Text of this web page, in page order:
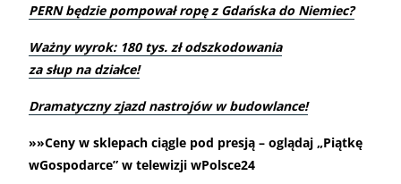
PERN będzie pompował ropę z Gdańska do Niemiec?
Ważny wyrok: 180 tys. zł odszkodowania
za słup na działce!
Dramatyczny zjazd nastrojów w budowlance!
»»Ceny w sklepach ciągle pod presją – oglądaj „Piątkę
wGospodarce” w telewizji wPolsce24